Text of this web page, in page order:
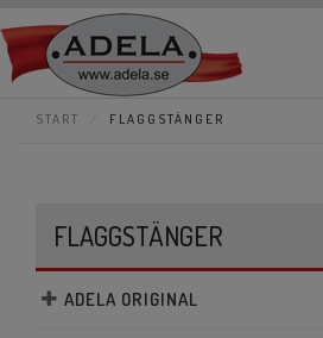
START FLAGGSTÄNGER
FLAGGSTÄNGER
ADELA ORIGINAL